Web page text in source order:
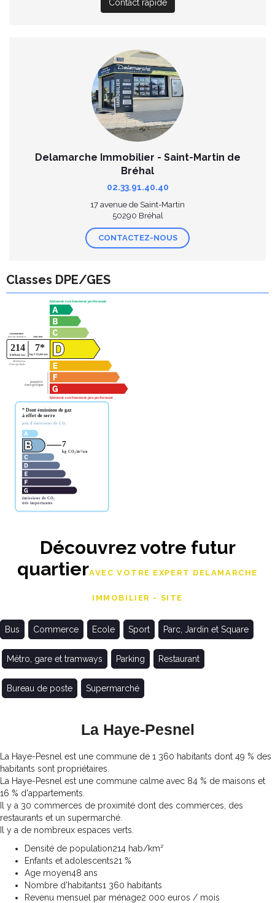
Contact rapide
Delamarche Immobilier - Saint-Martin de
Bréhal
02.33.91.40.40
17 avenue de Saint-Martin
50290 Bréhal
CONTACTEZ-NOUS
Classes DPE/GES
Découvrez votre futur
quartierAVEC VOTRE EXPERT DELAMARCHE
IMMOBILIER - SITE
Bus Commerce Ecole Sport Parc, Jardin et Square
Métro, gare et tramways Parking Restaurant
Bureau de poste Supermarché
La Haye-Pesnel
La Haye-Pesnel est une commune de 1 360 habitants dont 49 % des
habitants sont propriétaires.
La Haye-Pesnel est une commune calme avec 84 % de maisons et
16 % d'appartements.
Il y a 30 commerces de proximité dont des commerces, des
restaurants et un supermarché.
Il y a de nombreux espaces verts.
Densité de population214 hab/km²
Enfants et adolescents21 %
Age moyen48 ans
Nombre d'habitants1 360 habitants
Revenu mensuel par ménage2 000 euros / mois